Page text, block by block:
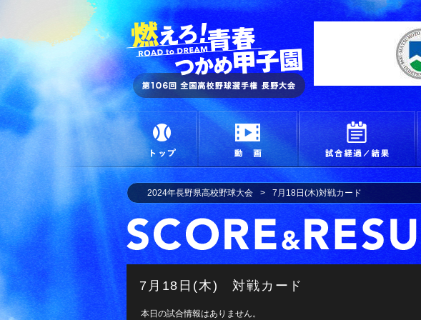
燃えろ！青春 つかめ甲
トップ 動画
2024年長野県高校野球大会 7月18日(木)対戦カード
7月18日(木) 対戦カード
本日の試合情報はありません。